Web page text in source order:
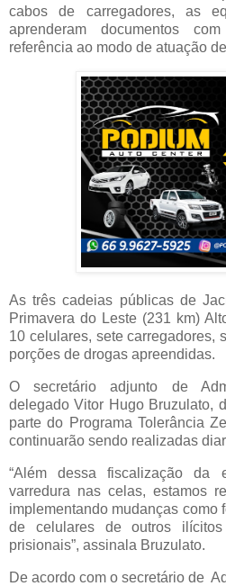
cabos de carregadores, as
aprenderam documentos
referência ao modo de atuação
As três cadeias públicas de
Primavera do Leste (231 km)
10 celulares, sete carregadores,
porções de drogas apreendidas.
O secretário adjunto de
delegado Vitor Hugo Bruzulato,
parte do Programa Tolerância
continuarão sendo realizadas
“Além dessa fiscalização
varredura nas celas, estamos
implementando mudanças como
de celulares de outros
prisionais”, assinala Bruzulato.
De acordo com o secretário de